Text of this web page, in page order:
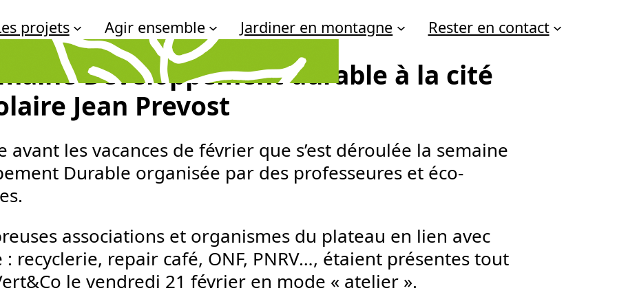
projets Agir ensemble Jardiner en montagne Rester en contact
2025
Développement durable à la cité
Jean Prevost
avant les vacances de février que s’est déroulée la semaine
Durable organisée par des professeures et éco-
associations et organismes du plateau en lien avec
: recyclerie, repair café, ONF, PNRV…, étaient présentes tout
le vendredi 21 février en mode « atelier ».